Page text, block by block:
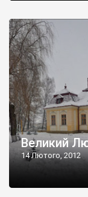
Великий
14 Лютого, 2012